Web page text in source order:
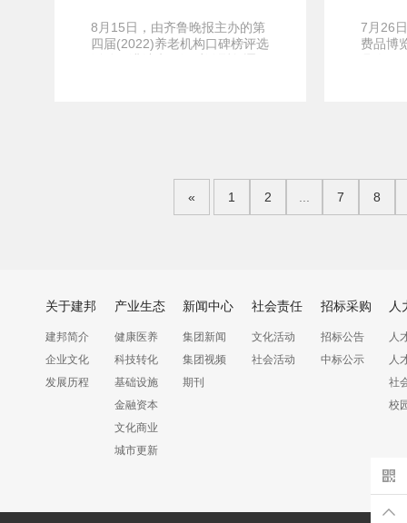
8月15日，由齐鲁晚报主办的第
四届(2022)养老机构口碑榜评选
7月26
费品博
« 1 2 7 8
关于建邦
建邦简介
企业文化
发展历程
产业生态
健康医养
科技转化
基础设施
金融资本
文化商业
城市更新
新闻中心
集团新闻
集团视频
期刊
社会责任
文化活动
社会活动
招标采购
招标公告
中标公示
人
人
人
社
校